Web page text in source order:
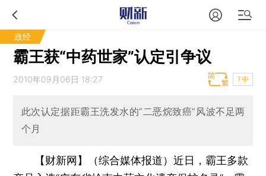
政经
霸王获“中药世家”认定引争议
2010年09月06日 18:27 T中
此次认定据距霸王洗发水的“二恶烷致癌”风波不足两
个月
【财新网】（综合媒体报道）近日，霸王多款